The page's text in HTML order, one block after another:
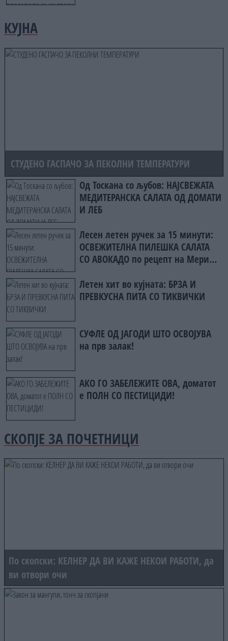
КУЈНА
СТУДЕНО ГАСПАЧО ЗА ПЕКОЛНИ ТЕМПЕРАТУРИ
Од Тоскана со љубов: НАЈСВЕЖАТА
МЕДИТЕРАНСКА САЛАТА ОД ДОМАТИ
И ЛЕБ
Лесен летен ручек за 15 минути:
ОСВЕЖИТЕЛНА ПИЛЕШКА САЛАТА
СО АВОКАДО по рецепт на Мери
Летен хит во кујната: БРЗА И
ПРЕВКУСНА ПИТА СО ТИКВИЧКИ
СУФЛЕ ОД ЈАГОДИ ШТО ОСВОЈУВА
на прв залак!
АКО ГО ЗАБЕЛЕЖИТЕ ОВА, доматот
е ПОЛН СО ПЕСТИЦИДИ!
СКОПЈЕ ЗА ПОЧЕТНИЦИ
По скопски: КЕЛНЕР ДА ВИ КАЖЕ НЕКОИ РАБОТИ, да
ви отвори очи